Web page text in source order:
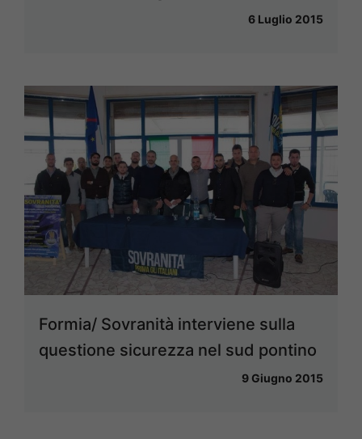
6 Luglio 2015
Formia/ Sovranità interviene sulla
questione sicurezza nel sud pontino
9 Giugno 2015